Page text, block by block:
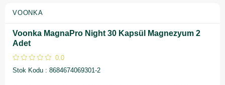
VOONKA
Voonka MagnaPro Night 30 Kapsül Magnezyum 2
Adet
0.0
Stok Kodu
8684674069301-2